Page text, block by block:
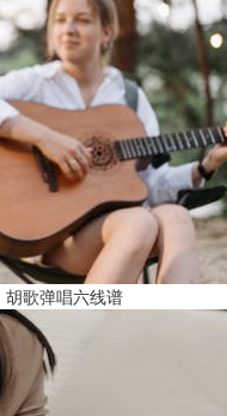
歌弹唱六线谱